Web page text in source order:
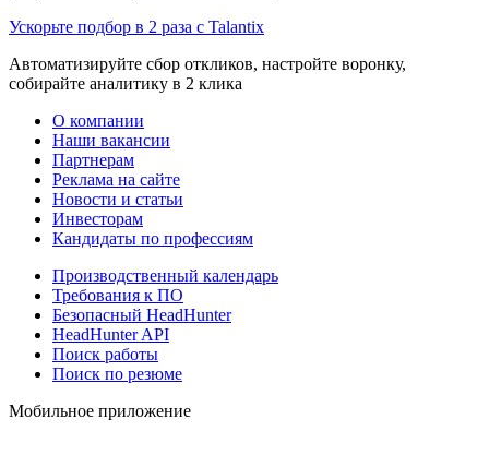
Ускорьте подбор в 2 раза с Talantix
Автоматизируйте сбор откликов, настройте воронку,
собирайте аналитику в 2 клика
О компании
Наши вакансии
Партнерам
Реклама на сайте
Новости и статьи
Инвесторам
Кандидаты по профессиям
Производственный календарь
Требования к ПО
Безопасный HeadHunter
HeadHunter API
Поиск работы
Поиск по резюме
Мобильное приложение